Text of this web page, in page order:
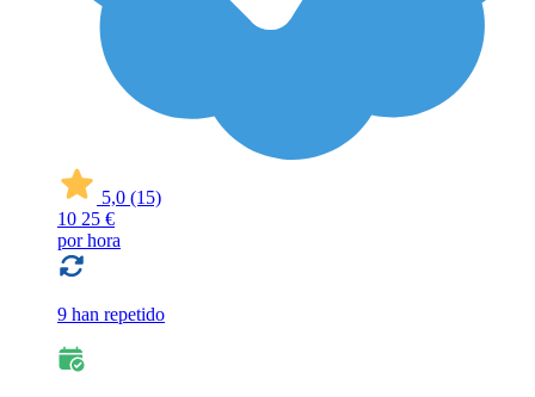
5,0 (15)
10 25 €
por hora
9 han repetido